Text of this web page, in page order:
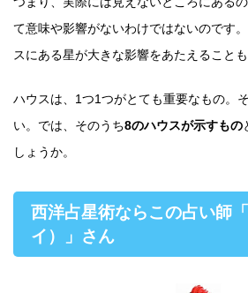
て意味や影響がないわけではないのです
スにある星が大きな影響をあたえることも
ハウスは、1つ1つがとても重要なもの。
い。では、そのうち8のハウスが示すもの
しょうか。
西洋占星術ならこの占い師
イ）」さん